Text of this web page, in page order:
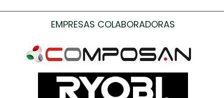
EMPRESAS COLABORADORAS